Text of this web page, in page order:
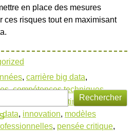
en place des mesures
ces risques tout en maximisant
, carrière big data,
,compétences techniques,
formation continue big data,
data, innovation, modèles
, pensée critique,
Rechercher